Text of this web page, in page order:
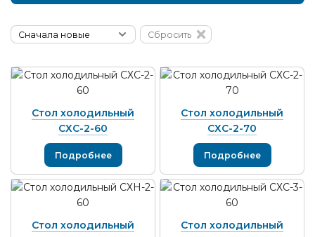
Сбросить
Стол холодильный
СХС-2-60
Подробнее
Стол холодильный
СХС-2-70
Подробнее
Стол холодильный
Стол холодильный